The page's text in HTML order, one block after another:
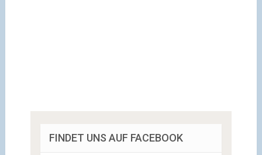
FINDET UNS AUF FACEBOOK